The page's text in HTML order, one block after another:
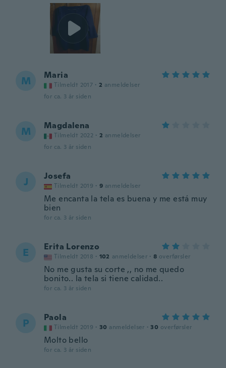
M Maria
Tilmeldt 2017 · 2 anmeldelser
for ca. 3 år siden
M Magdalena
Tilmeldt 2022 · 2 anmeldelser
for ca. 3 år siden
J Josefa
Tilmeldt 2019 · 9 anmeldelser
Me encanta la tela es buena y me está muy
bien
for ca. 3 år siden
E Erita Lorenzo
Tilmeldt 2018 · 102 anmeldelser · 8 overførsler
No me gusta su corte ,, no me quedo
bonito.. la tela si tiene calidad..
for ca. 3 år siden
P Paola
Tilmeldt 2019 · 30 anmeldelser · 30 overførsler
Molto bello
for ca. 3 år siden